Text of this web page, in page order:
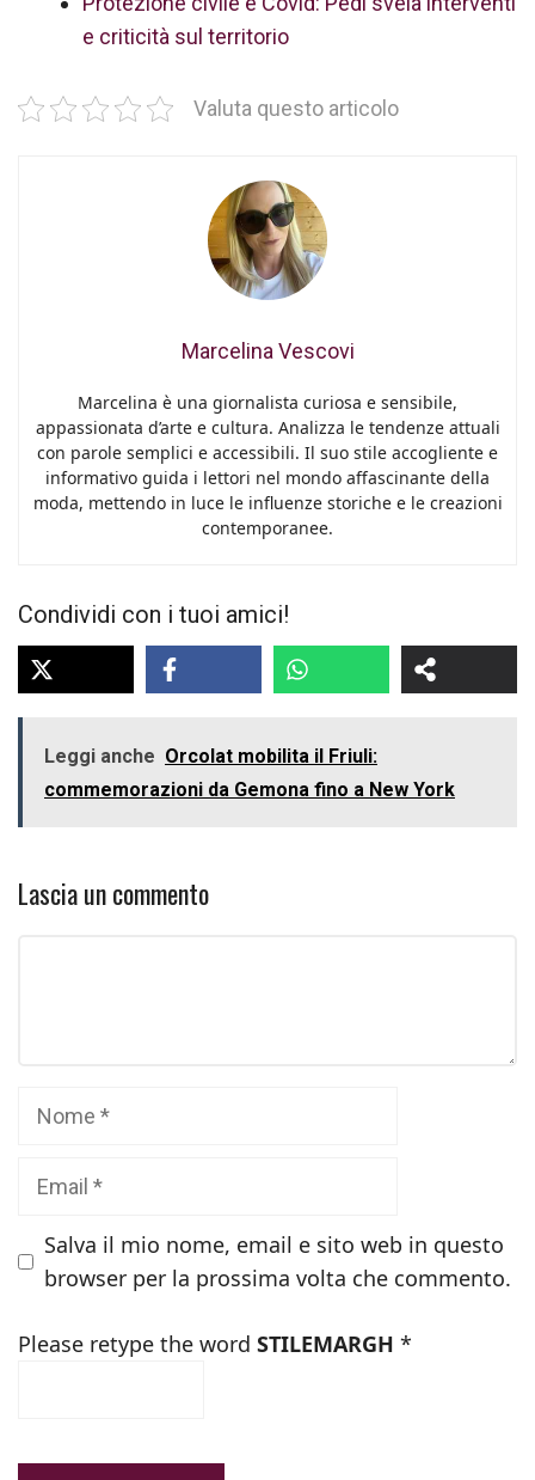
e criticità sul territorio
Valuta questo articolo
Marcelina Vescovi
Marcelina è una giornalista curiosa e sensibile,
appassionata d’arte e cultura. Analizza le tendenze attuali
con parole semplici e accessibili. Il suo stile accogliente e
informativo guida i lettori nel mondo affascinante della
moda, mettendo in luce le influenze storiche e le creazioni
contemporanee.
Condividi con i tuoi amici!
Leggi anche Orcolat mobilita il Friuli:
commemorazioni da Gemona fino a New York
Lascia un commento
Salva il mio nome, email e sito web in questo
browser per la prossima volta che commento.
Please retype the word STILEMARGH *